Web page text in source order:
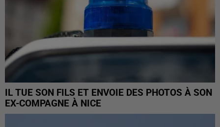
IL TUE SON FILS ET ENVOIE DES PHOTOS À SON
EX-COMPAGNE À NICE